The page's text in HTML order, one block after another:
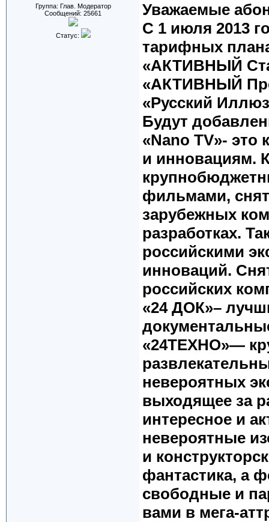
Группа: Глав. Модератор
Сообщений: 25661
Статус:
Уважаемые
С 1 июля 2013
тарифных
«АКТИВНЫЙ
«АКТИВНЫЙ
«Русский
Будут
«Nano TV»-
и инновациям.
фильмами,
зарубежных
разработках.
российскими
инноваций.
российских
«24 ДОК»–
«24ТЕХНО»—
невероятных
выходящее за
интересное и
невероятные
и
фантастика, а
свободные и
вами в мега-